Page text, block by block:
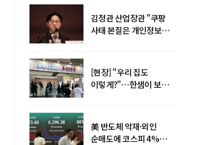
김정관 산업장관 "쿠팡
사태 본질은 개인정보
[현장] "우리 집도
이렇게?"…한샘이 보여준
美 반도체 악재·외인
순매도에 코스피 4%